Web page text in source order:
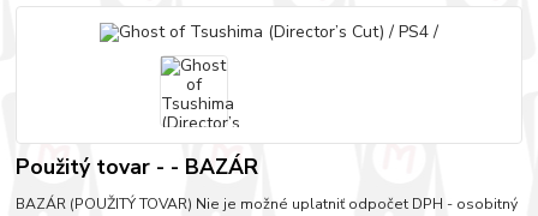
Použitý tovar - - BAZÁR
BAZÁR (POUŽITÝ TOVAR) Nie je možné uplatniť odpočet DPH - osobitný